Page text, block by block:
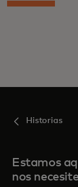
Historias
Estamos
nos